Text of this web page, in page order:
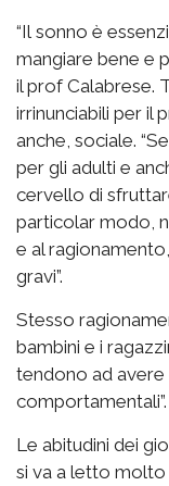
“Il sonno è
mangiare bene e
il prof Calabrese.
irrinunciabili per il
anche, sociale.
per gli adulti e
cervello di
particolar modo,
e al
gravi”.
Stesso
bambini e i
tendono ad
comportamentali”.
Le abitudini dei
si va a letto molto